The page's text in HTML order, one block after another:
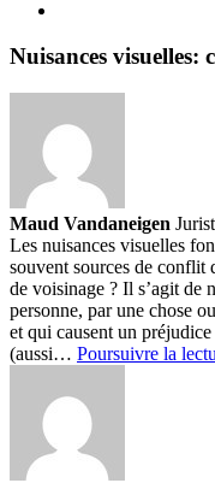
Nuisances visuelles:
Maud Vandaneigen
Les nuisances visuelles
souvent sources de conflit
de voisinage ? Il s’agit de
personne, par une chose
et qui causent un
(aussi… Poursuivre la